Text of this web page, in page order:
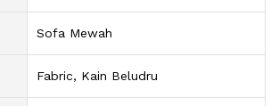
Sofa Mewah
Fabric, Kain Beludru